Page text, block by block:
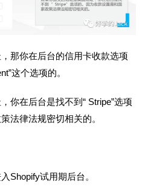
那你在后台的信用卡收款选项
这个选项的。
你在后台是找不到“ Stripe”选项
法律法规密切相关的。
Shopify试用期后台。